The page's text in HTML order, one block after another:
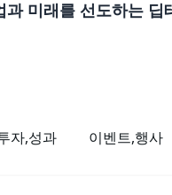
과 미래를 선도하는
자,성과 이벤트,행사